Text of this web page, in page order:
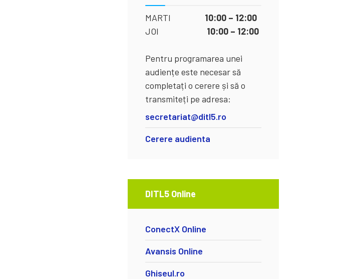
MARTI 10:00 – 12:00
JOI 10:00 – 12:00
Pentru programarea unei
audiențe este necesar să
completați o cerere și să o
transmiteți pe adresa:
secretariat@ditl5.ro
Cerere audienta
DITL5 Online
ConectX Online
Avansis Online
Ghiseul.ro